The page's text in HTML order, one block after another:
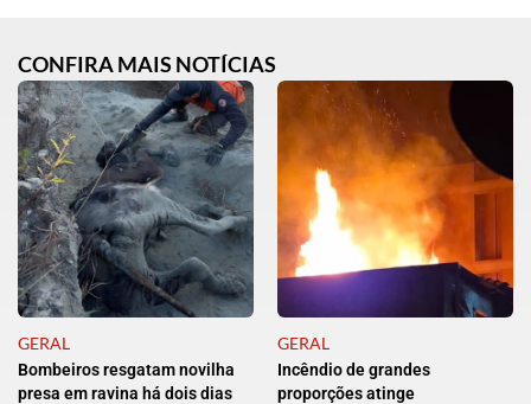
CONFIRA MAIS NOTÍCIAS
GERAL
Bombeiros resgatam novilha
presa em ravina há dois dias
GERAL
Incêndio de grandes
proporções atinge